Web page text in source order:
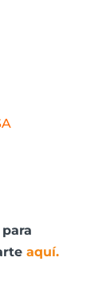
aquí.